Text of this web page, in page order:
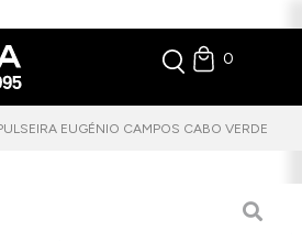
0
EUGÉNIO CAMPOS CABO VERDE